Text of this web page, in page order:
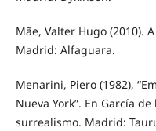
Mãe, Valter Hugo (2010).
Madrid: Alfaguara.
Menarini, Piero (1982),
Nueva York”. En García
surrealismo. Madrid: